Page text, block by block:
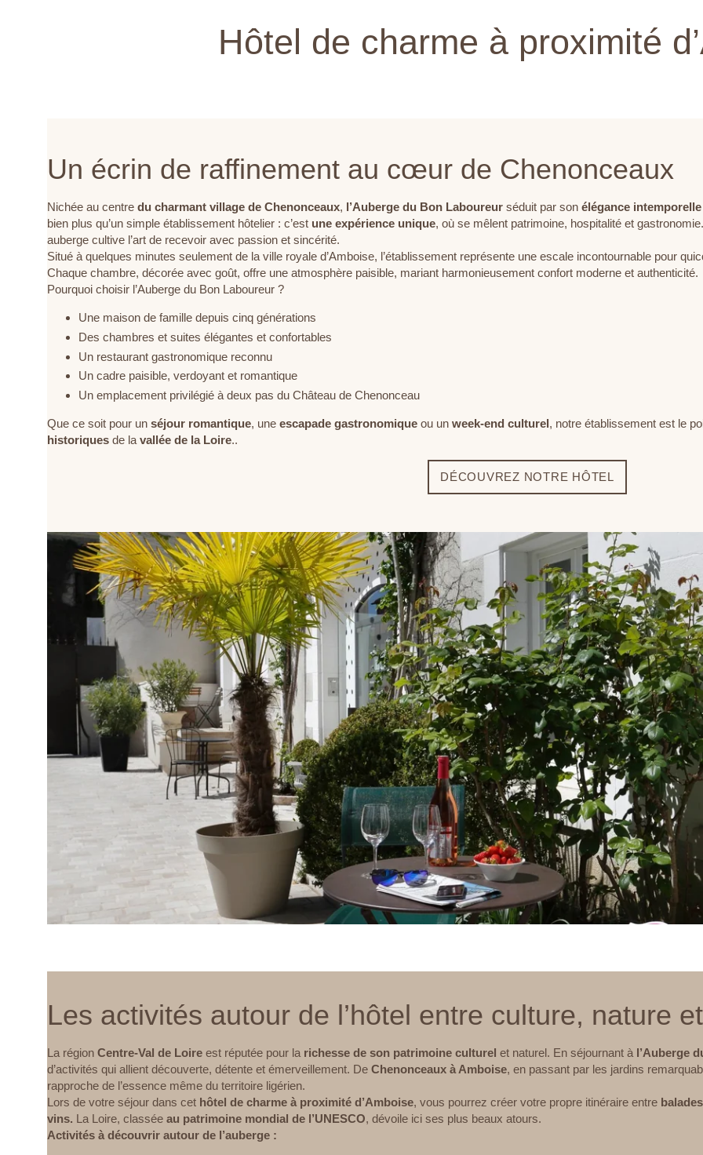
Hôtel de charme à proximité
Un écrin de raffinement au cœur de Chenonceaux
Nichée au centre du charmant village de Chenonceaux, l’Auberge du Bon Laboureur séduit par son élégance intemporelle
bien plus qu’un simple établissement hôtelier : c’est une expérience unique, où se mêlent patrimoine, hospitalité et
auberge cultive l’art de recevoir avec passion et sincérité.
Situé à quelques minutes seulement de la ville royale d’Amboise, l’établissement représente une escale incontournable pour
Chaque chambre, décorée avec goût, offre une atmosphère paisible, mariant harmonieusement confort moderne et authenticité.
Pourquoi choisir l’Auberge du Bon Laboureur ?
Une maison de famille depuis cinq générations
Des chambres et suites élégantes et confortables
Un restaurant gastronomique reconnu
Un cadre paisible, verdoyant et romantique
Un emplacement privilégié à deux pas du Château de Chenonceau
Que ce soit pour un séjour romantique, une escapade gastronomique ou un week-end culturel, notre établissement est le
historiques de la vallée de la Loire..
DÉCOUVREZ NOTRE HÔTEL
Les activités autour de l’hôtel entre culture, nature
La région Centre-Val de Loire est réputée pour la richesse de son patrimoine culturel et naturel. En séjournant à l’Auberge
d’activités qui allient découverte, détente et émerveillement. De Chenonceaux à Amboise, en passant par les jardins
rapproche de l’essence même du territoire ligérien.
Lors de votre séjour dans cet hôtel de charme à proximité d’Amboise, vous pourrez créer votre propre itinéraire entre
vins. La Loire, classée au patrimoine mondial de l’UNESCO, dévoile ici ses plus beaux atours.
Activités à découvrir autour de l’auberge :